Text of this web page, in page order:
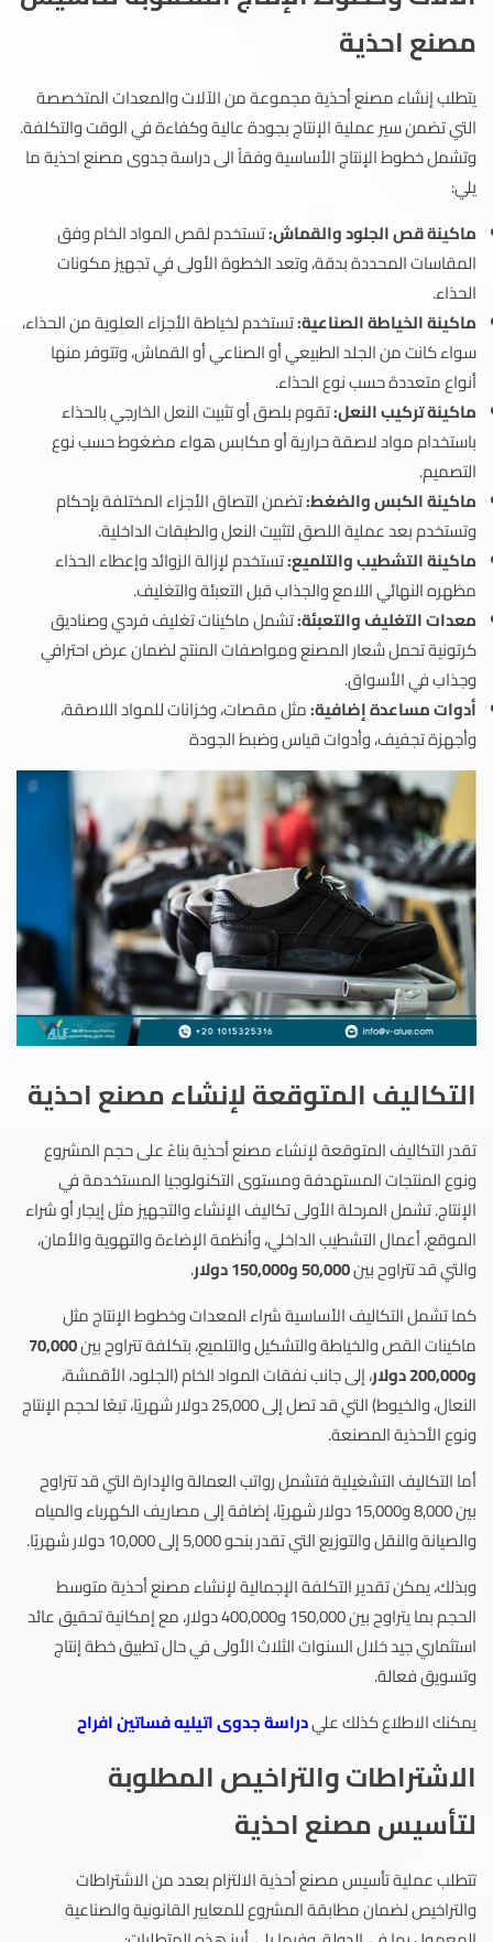
مصنع احذية
يتطلب إنشاء مصنع أحذية مجموعة من الآلات والمعدات المتخصصة
التي تضمن سير عملية الإنتاج بجودة عالية وكفاءة في الوقت والتكلفة.
وتشمل خطوط الإنتاج الأساسية وفقاً الى دراسة جدوى مصنع احذية ما
يلي:
ماكينة قص الجلود والقماش:تستخدم لقص المواد الخام وفق
المقاسات المحددة بدقة، وتعد الخطوة الأولى في تجهيز مكونات
الحذاء.
ماكينة الخياطة الصناعية:تستخدم لخياطة الأجزاء العلوية من الحذاء،
سواء كانت من الجلد الطبيعي أو الصناعي أو القماش، وتتوفر منها
أنواع متعددة حسب نوع الحذاء.
ماكينة تركيب النعل:تقوم بلصق أو تثبيت النعل الخارجي بالحذاء
باستخدام مواد لاصقة حرارية أو مكابس هواء مضغوط حسب نوع
التصميم.
ماكينة الكبس والضغط:تضمن التصاق الأجزاء المختلفة بإحكام
وتستخدم بعد عملية اللصق لتثبيت النعل والطبقات الداخلية.
ماكينة التشطيب والتلميع:تستخدم لإزالة الزوائد وإعطاء الحذاء
مظهره النهائي اللامع والجذاب قبل التعبئة والتغليف.
معدات التغليف والتعبئة:تشمل ماكينات تغليف فردي وصناديق
كرتونية تحمل شعار المصنع ومواصفات المنتج لضمان عرض احترافي
وجذاب في الأسواق.
أدوات مساعدة إضافية:مثل مقصات، وخزانات للمواد اللاصقة،
وأجهزة تجفيف، وأدوات قياس وضبط الجودة
التكاليف المتوقعة لإنشاء مصنع احذية
تقدر التكاليف المتوقعة لإنشاء مصنع أحذية بناءً على حجم المشروع
ونوع المنتجات المستهدفة ومستوى التكنولوجيا المستخدمة في
الإنتاج. تشمل المرحلة الأولى تكاليف الإنشاء والتجهيز مثل إيجار أو شراء
الموقع، أعمال التشطيب الداخلي، وأنظمة الإضاءة والتهوية والأمان،
والتي قد تتراوح بين50,000 و150,000 دولار
.
كما تشمل التكاليف الأساسية شراء المعدات وخطوط الإنتاج مثل
ماكينات القص والخياطة والتشكيل والتلميع، بتكلفة تتراوح بين70,000
و200,000 دولار
، إلى جانب نفقات المواد الخام (الجلود، الأقمشة،
النعال، والخيوط) التي قد تصل إلى 25,000 دولار شهريًا، تبعًا لحجم الإنتاج
ونوع الأحذية المصنعة.
أما التكاليف التشغيلية فتشمل رواتب العمالة والإدارة التي قد تتراوح
بين 8,000 و15,000 دولار شهريًا، إضافة إلى مصاريف الكهرباء والمياه
والصيانة والنقل والتوزيع التي تقدر بنحو 5,000 إلى 10,000 دولار شهريًا.
وبذلك، يمكن تقدير التكلفة الإجمالية لإنشاء مصنع أحذية متوسط
الحجم بما يتراوح بين 150,000 و400,000 دولار، مع إمكانية تحقيق عائد
استثماري جيد خلال السنوات الثلاث الأولى في حال تطبيق خطة إنتاج
وتسويق فعالة.
يمكنك الاطلاع كذلك عليدراسة جدوى اتيليه فساتين افراح
الاشتراطات والتراخيص المطلوبة
لتأسيس مصنع احذية
تتطلب عملية تأسيس مصنع أحذية الالتزام بعدد من الاشتراطات
والتراخيص لضمان مطابقة المشروع للمعايير القانونية والصناعية